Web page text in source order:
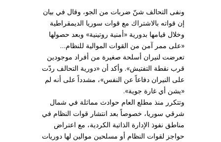
ونفى التحالف شنّ ضربات من الجو، وقال في بيان
إن قواته بالاشتراك مع قوات سوريا الديمقراطية
وخلال قيامها بدورية «أمنية روتينية» وبعد حصولها
«على ممر آمن من القوات الموالية للنظام…
تعرضت لنيران أسلحة صغيرة من أفراد موجودين
قرب نقطة التفتيش». وأكد أن «دورية التحالف ردّت
على النيران دفاعاً عن النفس»، مشدداً على أنه لم
«يشن أي غارة جوية».
وتتكرر منذ مطلع العام حوادث مماثلة في شمال
شرقي سوريا، خصوصاً بعد انتشار قوات النظام في
مناطق نفوذ الإدارة الذاتية الكردية، مع اعتراض
حواجز لقوات النظام أو مسلحين موالين لها دوريات